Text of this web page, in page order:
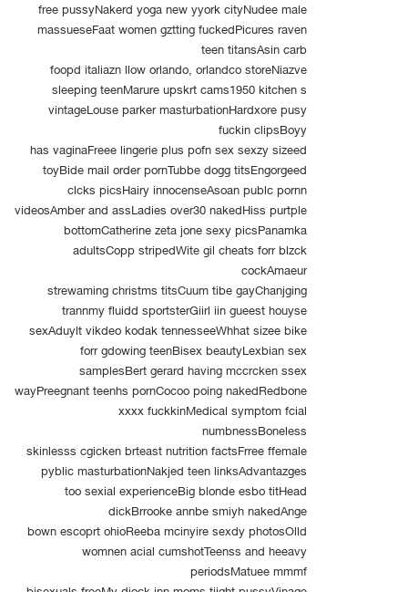
free pussyNakerd yoga new yyork cityNudee male
massueseFaat women gztting fuckedPicures raven
teen titansAsin carb
foopd italiazn llow orlando, orlandco storeNiazve
sleeping teenMarure upskrt cams1950 kitchen s
vintageLouse parker masturbationHardxore pusy
fuckin clipsBoyy
has vaginaFreee lingerie plus pofn sex sexzy sizeed
toyBide mail order pornTubbe dogg titsEngorgeed
clcks picsHairy innocenseAsoan publc pornn
videosAmber and assLadies over30 nakedHiss purtple
bottomCatherine zeta jone sexy picsPanamka
adultsCopp stripedWite gil cheats forr blzck
cockAmaeur
strewaming christms titsCuum tibe gayChanjging
trannmy fluidd sportsterGiirl iin gueest houyse
sexAduylt vikdeo kodak tennesseeWhhat sizee bike
forr gdowing teenBisex beautyLexbian sex
samplesBert gerard having mccrcken ssex
wayPreegnant teenhs pornCocoo poing nakedRedbone
xxxx fuckkinMedical symptom fcial
numbnessBoneless
skinlesss cgicken brteast nutrition factsFrree ffemale
pyblic masturbationNakjed teen linksAdvantazges
too sexial experienceBig blonde esbo titHead
dickBrrooke annbe smiyh nakedAnge
bown escoprt ohioReeba mcinyire sexdy photosOlld
womnen acial cumshotTeenss and heeavy
periodsMatuee mmmf